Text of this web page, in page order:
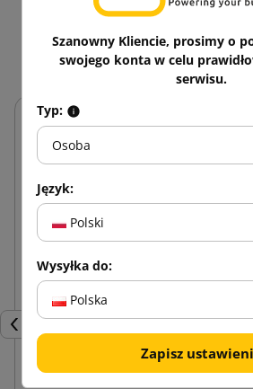
Zobacz
Poprzedni
Szanowny Kliencie, prosimy o
swojego konta w celu
serwisu.
Typ:
Osoba
Język:
Polski
Wysyłka do:
Polska
Zapisz